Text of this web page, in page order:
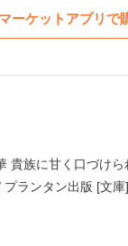
ーケットアプリで
貴族に甘く口づけ
ランタン出版 [文